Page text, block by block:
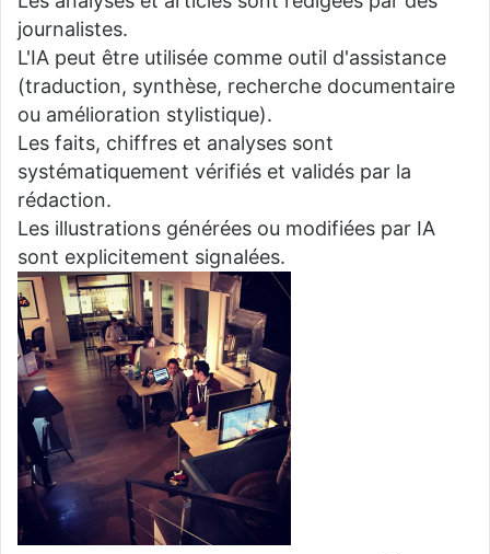
journalistes.
L'IA peut être utilisée comme outil d'assistance
(traduction, synthèse, recherche documentaire
ou amélioration stylistique).
Les faits, chiffres et analyses sont
systématiquement vérifiés et validés par la
rédaction.
Les illustrations générées ou modifiées par IA
sont explicitement signalées.